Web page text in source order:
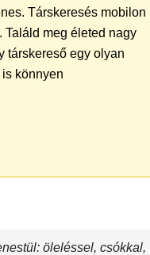
Társkeresés mobilon
Találd meg életed nagy
társkereső egy olyan
könnyen
öleléssel, csókkal,